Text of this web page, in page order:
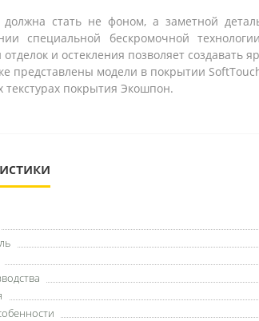
должна стать не фоном, а заметной
специальной бескромочной
и остекления позволяет создавать
модели в покрытии
текстурах покрытия Экошпон.